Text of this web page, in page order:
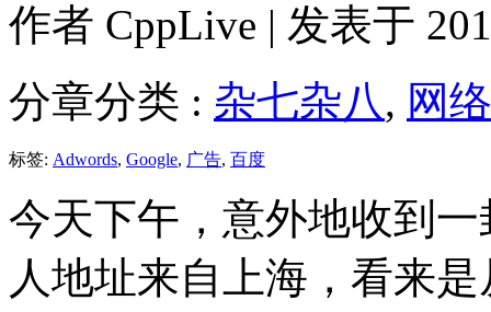
作者 CppLive | 发表于
分章分类 : 杂七杂八, 网络
标签: Adwords, Google, 广告, 百度
今天下午，意外地收到
人地址来自上海，看来